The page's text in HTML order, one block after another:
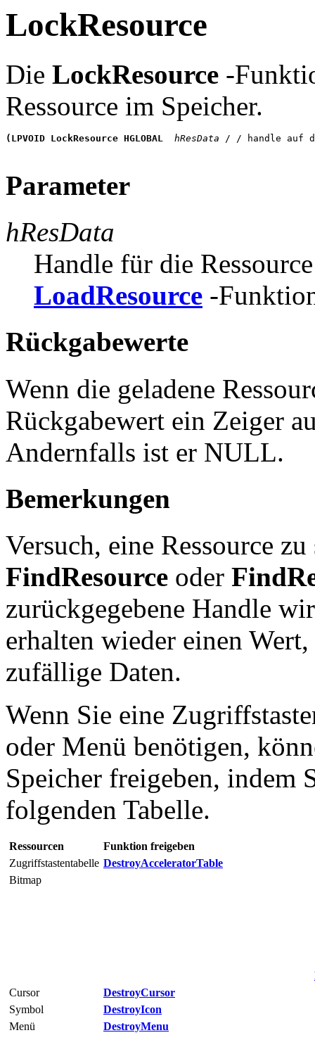
LockResource
Die LockResource -
Ressource im Speicher.
(LPVOID LockResource HGLOBAL hResData / / handle auf
Parameter
hResData
Handle für die
LoadResource -
Rückgabewerte
Wenn die geladene
Rückgabewert ein Zeiger
Andernfalls ist er NULL.
Bemerkungen
Versuch, eine Ressource
FindResource oder
zurückgegebene Handle
erhalten wieder einen
zufällige Daten.
Wenn Sie eine
oder Menü benötigen,
Speicher freigeben, indem
folgenden Tabelle.
Ressourcen
Funktion freigeben
Zugriffstastentabelle DestroyAcceleratorTable
Bitmap
Cursor
DestroyCursor
Symbol
DestroyIcon
Menü
DestroyMenu